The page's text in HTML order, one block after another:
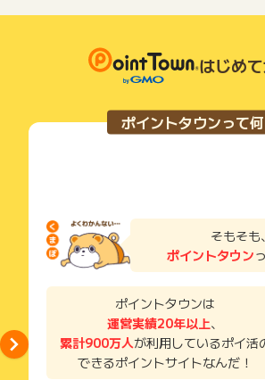
い物を複数回ご利用された場合
て一度でも同サービス・お買い物を利用さ
ご利用前には、Cookieの削除をおこなっ
サービス・お買い物利用時にお電話など2
法がある場合、必ずサイト上のWEBフォ
了などのメールは、ポイント獲得するまで
獲得待ち・獲得失敗の状態でお問い合わせ
メールを送っていただく場合がございます
そのため、紛失・破棄された場合は対応い
ご注意ください。
(※) SafariやChromeなどwebサイトを表示
条件を達成しているかどうかは各広告主で
っているため、広告主はポイントに関する
そのため、ポイントタウンのポイントに関
広告主様に直接行わないようお願いいたし
肌への優しさと効果を考えた結果、洗顔後
ルケア｣にたどり着きました。
朝：2プッシュ 夜：3プッシュ顔全体に伸
包み込むように押さえれば、もっちりと
⇒【初回購入】で【商品到着後30日以内に
ただき、【お客様が送料負担】でお戻しい
す（空き容器であっても返品が必要です）
はじめ
ポイントタウンって
そもそも、
ポイントタウン
ポイントタウンは
運営実績20年以上、
累計900万人が利用しているポイ活
できるポイントサイトなんだ！